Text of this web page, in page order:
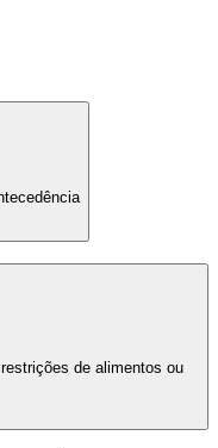
de alimentos ou